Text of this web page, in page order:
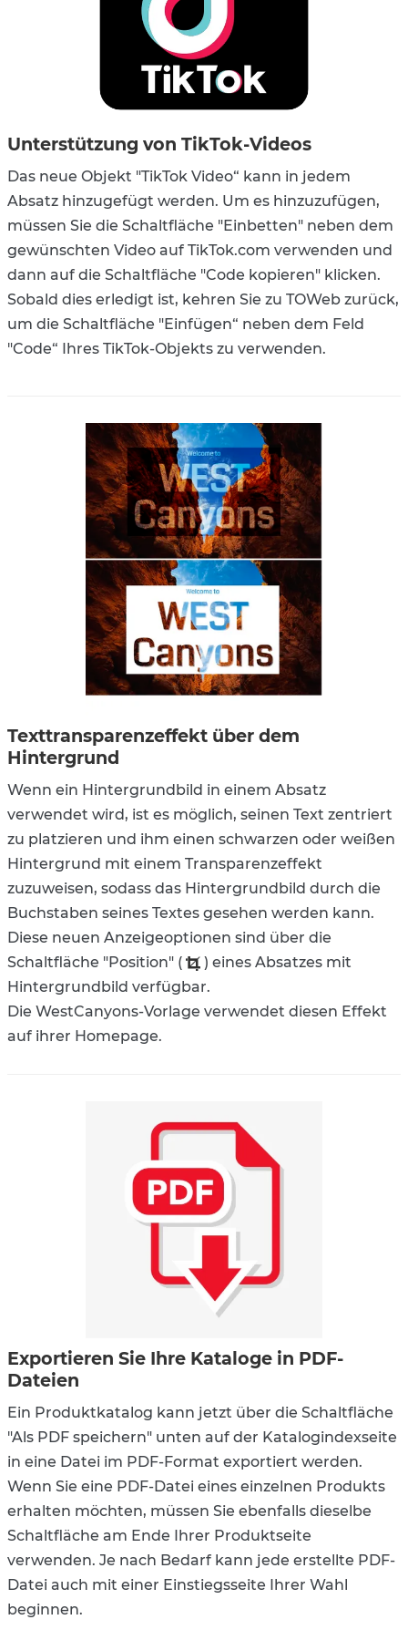
Unterstützung von TikTok-Videos
Das neue Objekt "TikTok Video“ kann in jedem
Absatz hinzugefügt werden. Um es hinzuzufügen,
müssen Sie die Schaltfläche "Einbetten" neben dem
gewünschten Video auf TikTok.com verwenden und
dann auf die Schaltfläche "Code kopieren" klicken.
Sobald dies erledigt ist, kehren Sie zu TOWeb zurück,
um die Schaltfläche "Einfügen“ neben dem Feld
"Code“ Ihres TikTok-Objekts zu verwenden.
Texttransparenzeffekt über dem
Hintergrund
Wenn ein Hintergrundbild in einem Absatz
verwendet wird, ist es möglich, seinen Text zentriert
zu platzieren und ihm einen schwarzen oder weißen
Hintergrund mit einem Transparenzeffekt
zuzuweisen, sodass das Hintergrundbild durch die
Buchstaben seines Textes gesehen werden kann.
Diese neuen Anzeigeoptionen sind über die
Schaltfläche "Position" (
) eines Absatzes mit
Hintergrundbild verfügbar.
Die WestCanyons-Vorlage verwendet diesen Effekt
auf ihrer Homepage.
Exportieren Sie Ihre Kataloge in PDF-
Dateien
Ein Produktkatalog kann jetzt über die Schaltfläche
"Als PDF speichern" unten auf der Katalogindexseite
in eine Datei im PDF-Format exportiert werden.
Wenn Sie eine PDF-Datei eines einzelnen Produkts
erhalten möchten, müssen Sie ebenfalls dieselbe
Schaltfläche am Ende Ihrer Produktseite
verwenden. Je nach Bedarf kann jede erstellte PDF-
Datei auch mit einer Einstiegsseite Ihrer Wahl
beginnen.